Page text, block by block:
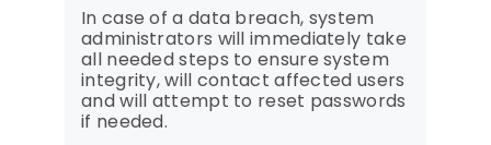
In case of a data breach, system
administrators will immediately take
all needed steps to ensure system
integrity, will contact affected users
and will attempt to reset passwords
if needed.